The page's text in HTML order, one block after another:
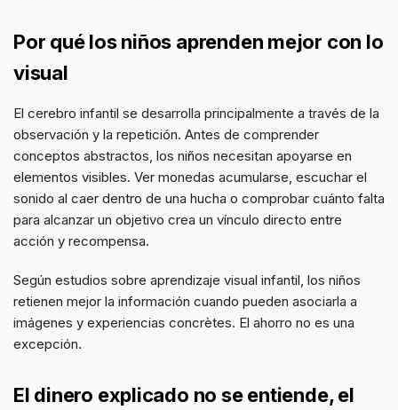
Por qué los niños aprenden mejor con lo
visual
El cerebro infantil se desarrolla principalmente a través de la
observación y la repetición. Antes de comprender
conceptos abstractos, los niños necesitan apoyarse en
elementos visibles. Ver monedas acumularse, escuchar el
sonido al caer dentro de una hucha o comprobar cuánto falta
para alcanzar un objetivo crea un vínculo directo entre
acción y recompensa.
Según estudios sobre aprendizaje visual infantil, los niños
retienen mejor la información cuando pueden asociarla a
imágenes y experiencias concrètes. El ahorro no es una
excepción.
El dinero explicado no se entiende, el